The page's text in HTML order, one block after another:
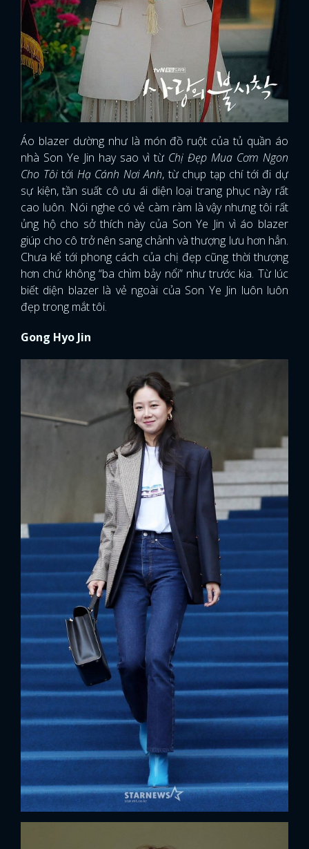
x
ĐĂNG NHẬP
Áo blazer dường như là món đồ ruột của tủ quần áo
nhà Son Ye Jin hay sao vì từ Chị Đẹp Mua Cơm Ngon
Cho Tôitới Hạ Cánh Nơi Anh, từ chụp tạp chí tới đi dự
sự kiện, tần suất cô ưu ái diện loại trang phục này rất
cao luôn. Nói nghe có vẻ càm ràm là vậy nhưng tôi rất
ủng hộ cho sở thích này của Son Ye Jin vì áo blazer
giúp cho cô trở nên sang chảnh và thượng lưu hơn hẳn.
Chưa kể tới phong cách của chị đẹp cũng thời thượng
hơn chứ không “ba chìm bảy nổi” như trước kia. Từ lúc
biết diện blazer là vẻ ngoài của Son Ye Jin luôn luôn
đẹp trong mắt tôi.
Gong Hyo Jin